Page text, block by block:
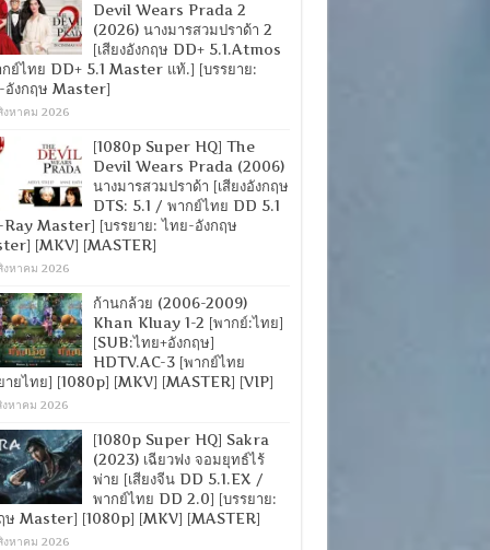
Devil Wears Prada 2
(2026) นางมารสวมปราด้า 2
[เสียงอังกฤษ DD+ 5.1.Atmos
ย์ไทย DD+ 5.1 Master แท้.] [บรรยาย:
อังกฤษ Master]
งหาคม 2026
[1080p Super HQ] The
Devil Wears Prada (2006)
นางมารสวมปราด้า [เสียงอังกฤษ
DTS: 5.1 / พากย์ไทย DD 5.1
Master] [บรรยาย: ไทย-อังกฤษ
[MKV] [MASTER]
งหาคม 2026
ก้านกล้วย (2006-2009)
Khan Kluay 1-2 [พากย์:ไทย]
[SUB:ไทย+อังกฤษ]
HDTV.AC-3 [พากย์ไทย
ายไทย] [1080p] [MKV] [MASTER] [VIP]
งหาคม 2026
[1080p Super HQ] Sakra
(2023) เฉียวฟง จอมยุทธ์ไร้
พ่าย [เสียงจีน DD 5.1.EX /
พากย์ไทย DD 2.0] [บรรยาย:
ษ Master] [1080p] [MKV] [MASTER]
งหาคม 2026